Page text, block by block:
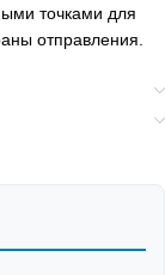
точками для
отправления.